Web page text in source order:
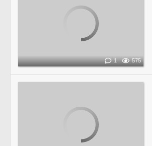
1 575